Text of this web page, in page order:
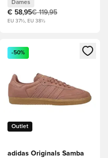
Dames
€ 58,95€ 119,95
EU 37½, EU 38½
of je aan te melden als
Opent een venster om in te
Outlet
-50%
adidas Originals Samba